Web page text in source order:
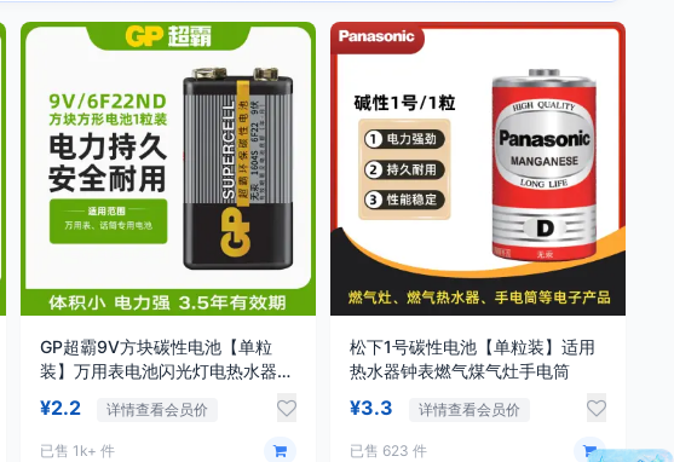
GP超霸9V方块碳性电池【单粒
装】万用表电池闪光灯电热水器电
¥2.2 详情查看会员价
已售 1k+ 件
松下1号碳性电池【单粒装】适用
热水器钟表燃气煤气灶手电筒
¥3.3 详情查看会员价
已售 623 件